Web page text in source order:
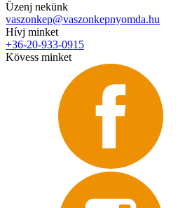
Üzenj nekünk
vaszonkep@vaszonkepnyomda.hu
Hívj minket
+36-20-933-0915
Kövess minket